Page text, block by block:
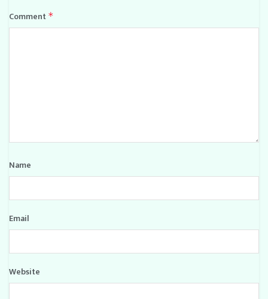
Comment *
Name
Email
Website